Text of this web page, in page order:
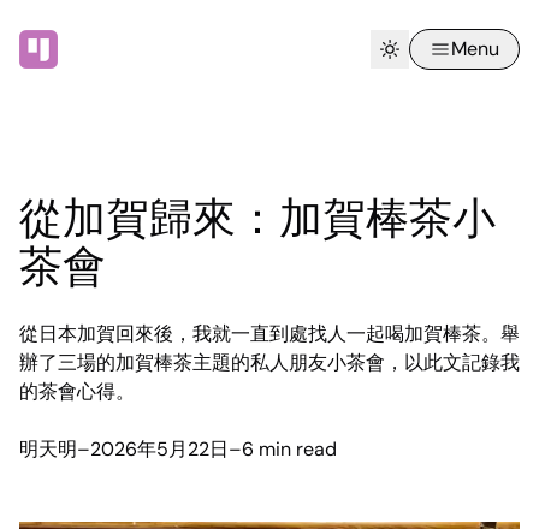
Menu
從加賀歸來：加賀棒茶小
茶會
從日本加賀回來後，我就一直到處找人一起喝加賀棒茶。舉
辦了三場的加賀棒茶主題的私人朋友小茶會，以此文記錄我
的茶會心得。
明天明–2026年5月22日–6 min read